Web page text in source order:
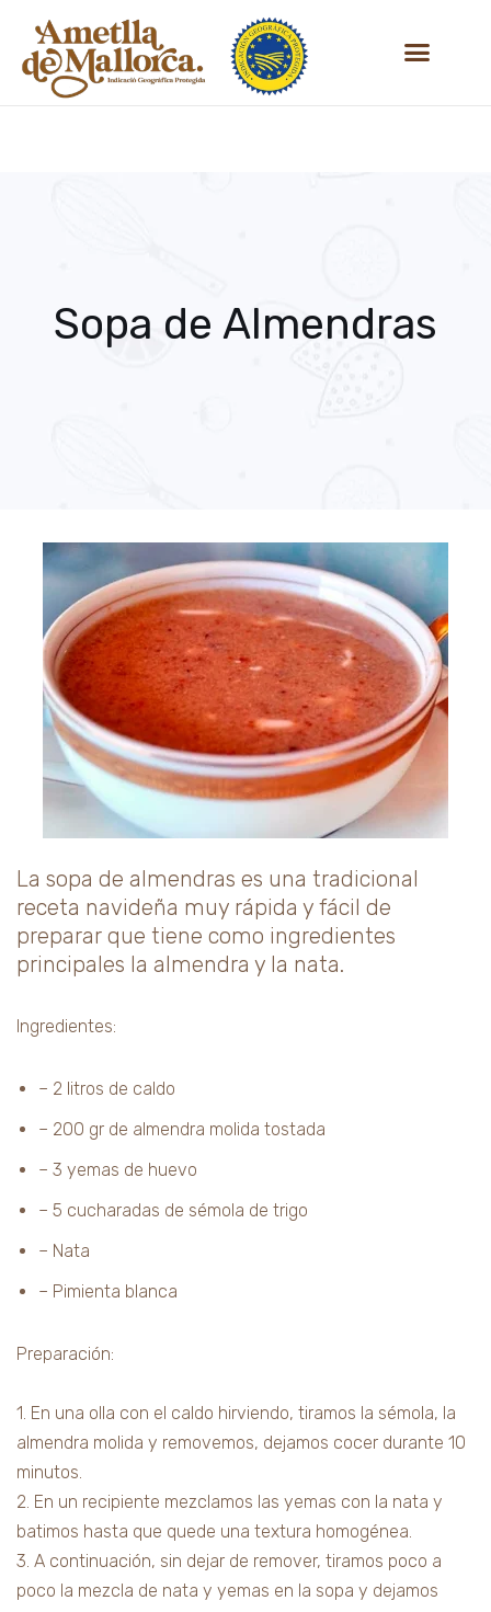
Saltar
Sopa de Almendras
La sopa de almendras es una tradicional
receta navideña muy rápida y fácil de
preparar que tiene como ingredientes
principales la almendra y la nata.
Ingredientes:
– 2 litros de caldo
– 200 gr de almendra molida tostada
– 3 yemas de huevo
– 5 cucharadas de sémola de trigo
– Nata
– Pimienta blanca
Preparación:
1. En una olla con el caldo hirviendo, tiramos la sémola, la
almendra molida y removemos, dejamos cocer durante 10
minutos.
2. En un recipiente mezclamos las yemas con la nata y
batimos hasta que quede una textura homogénea.
3. A continuación, sin dejar de remover, tiramos poco a
poco la mezcla de nata y yemas en la sopa y dejamos